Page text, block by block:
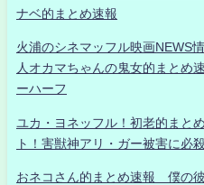
ナベ的まとめ速報
火浦のシネマッフル映画NEWS
人オカマちゃんの鬼女的まとめ
ーハーフ
ユカ・ヨネッフル！初老的まと
ト！害獣神アリ・ガー被害に必
おネコさん的まとめ速報 僕の